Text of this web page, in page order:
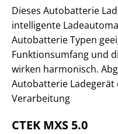
Dieses Autobatterie
intelligente
Autobatterie Typen
Funktionsumfang und
wirken harmonisch.
Autobatterie
Verarbeitung
CTEK MXS 5.0